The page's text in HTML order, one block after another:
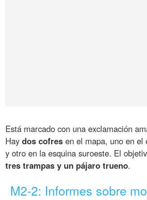
Está marcado con una exclamación
Haydos cofres en el mapa, uno en el
y otro en la esquina suroeste. El
tres trampas y un pájaro trueno.
M2-2: Informes sobre